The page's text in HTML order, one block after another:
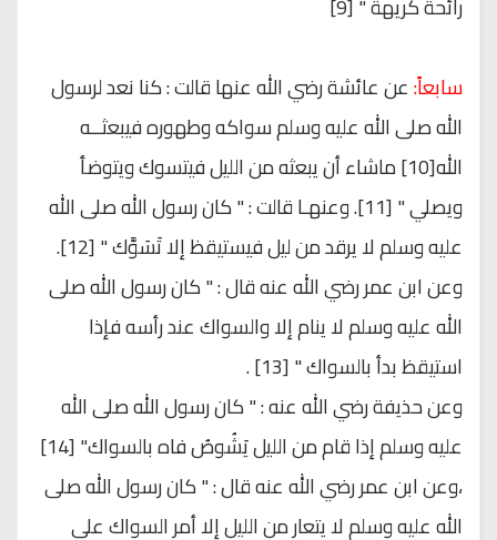
سابعاً:عن عائشة رضي الله عنها قالت : كنا نعد لرسول
الله صلى الله عليه وسلم سواكه وطهوره فيبعثــه
الله[10] ماشاء أن يبعثه من الليل فيتسوك ويتوضأ
ويصلي " [11]. وعنهـا قالت : " كان رسول الله صلى الله
عليه وسلم لا يرقد من ليل فيستيقظ إلا تَسَوَّك " [12].
وعن ابن عمر رضي الله عنه قال : " كان رسول الله صلى
الله عليه وسلم لا ينام إلا والسواك عند رأسه فإذا
استيقظ بدأ بالسواك " [13] .
وعن حذيفة رضي الله عنه : " كان رسول الله صلى الله
عليه وسلم إذا قام من الليل يَشُوصُ فاه بالسواك" [14]
،وعن ابن عمر رضي الله عنه قال : " كان رسول الله صلى
الله عليه وسلم لا يتعار من الليل إلا أمر السواك على